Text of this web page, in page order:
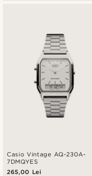
Casio Vintage AQ-230A-
7DMQYES
265,00 Lei